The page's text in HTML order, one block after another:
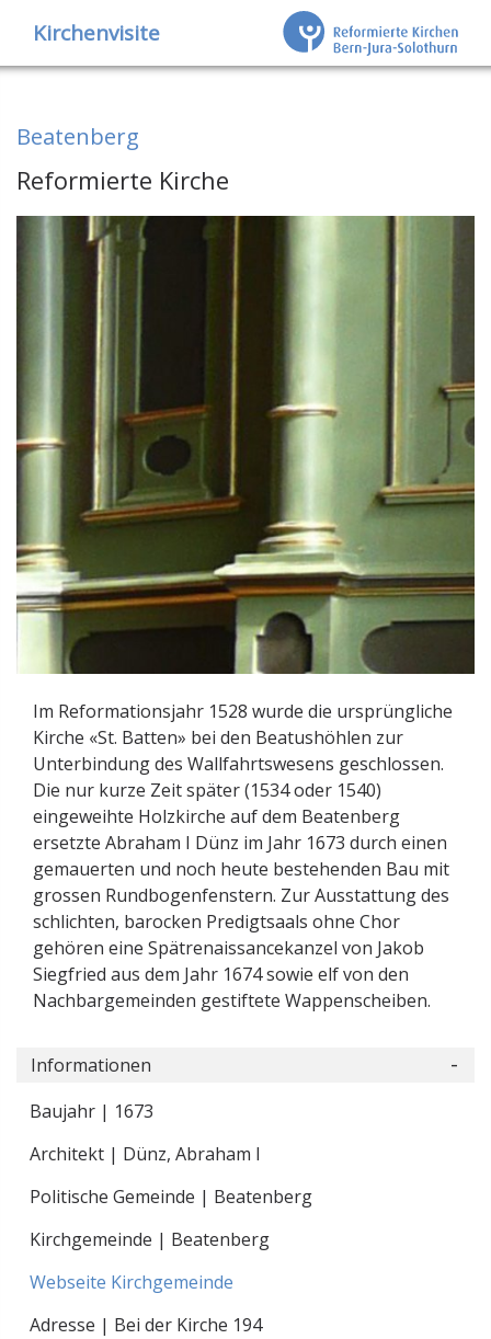
Kirchenvisite
Beatenberg
Reformierte Kirche
Im Reformationsjahr 1528 wurde die ursprüngliche
Kirche «St. Batten» bei den Beatushöhlen zur
Unterbindung des Wallfahrtswesens geschlossen.
Die nur kurze Zeit später (1534 oder 1540)
eingeweihte Holzkirche auf dem Beatenberg
ersetzte Abraham I Dünz im Jahr 1673 durch einen
gemauerten und noch heute bestehenden Bau mit
grossen Rundbogenfenstern. Zur Ausstattung des
schlichten, barocken Predigtsaals ohne Chor
gehören eine Spätrenaissancekanzel von Jakob
Siegfried aus dem Jahr 1674 sowie elf von den
Nachbargemeinden gestiftete Wappenscheiben.
Informationen
Baujahr | 1673
Architekt | Dünz, Abraham I
Politische Gemeinde | Beatenberg
Kirchgemeinde | Beatenberg
Webseite Kirchgemeinde
Adresse | Bei der Kirche 194